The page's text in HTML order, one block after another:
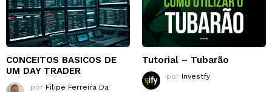
CONCEITOS BASICOS DE
UM DAY TRADER
por Filipe Ferreira Da
Tutorial – Tubarão
por Investfy